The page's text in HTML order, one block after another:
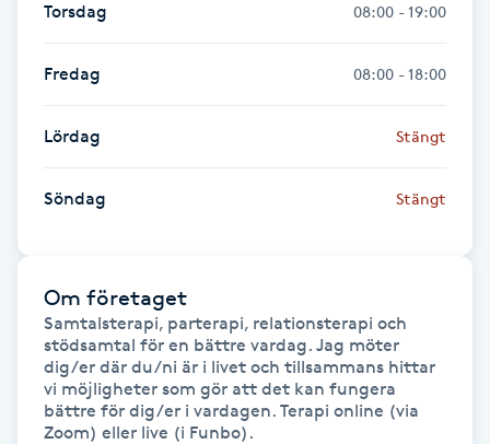
Hyperhidros
Hypnos
Hårborttagning
Hårförlängning
Hårvård
Hälsa
Torsdag 08:00 - 19:00
Fredag 08:00 - 18:00
Lördag Stängt
Söndag Stängt
Om företaget
Samtalsterapi, parterapi, relationsterapi och
stödsamtal för en bättre vardag. Jag möter
dig/er där du/ni är i livet och tillsammans hittar
vi möjligheter som gör att det kan fungera
bättre för dig/er i vardagen. Terapi online (via
Zoom) eller live (i Funbo).